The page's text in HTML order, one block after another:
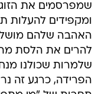
שמפרסמים את
ומקפידים להעלות
האהבה שלהם
להרים את הלסת
שלמרות שכולנו
הפרידה, כרגע זה